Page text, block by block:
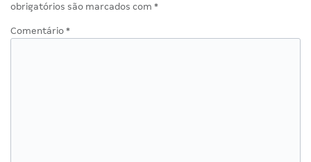
obrigatórios são marcados com *
Comentário *